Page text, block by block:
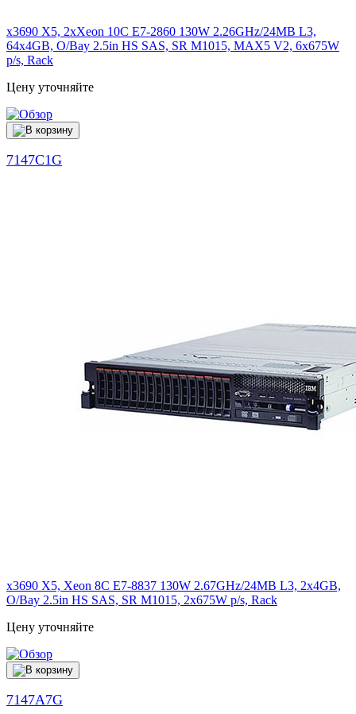
x3690 X5, 2xXeon 10C E7-2860 130W 2.26GHz/24MB L3,
64x4GB, O/Bay 2.5in HS SAS, SR M1015, MAX5 V2, 6x675W
p/s, Rack
Цену уточняйте
7147C1G
x3690 X5, Xeon 8C E7-8837 130W 2.67GHz/24MB L3, 2x4GB,
O/Bay 2.5in HS SAS, SR M1015, 2x675W p/s, Rack
Цену уточняйте
7147A7G